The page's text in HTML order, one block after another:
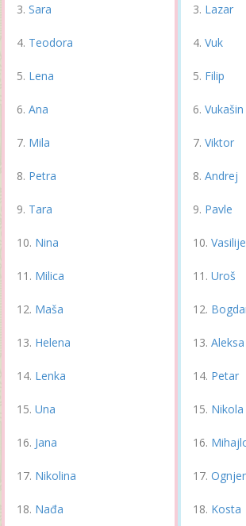
Sara
Teodora
Lena
Ana
Mila
Petra
Tara
Nina
Milica
Maša
Helena
Lenka
Una
Jana
Nikolina
Nađa
Lazar
Vuk
Filip
Vukašin
Viktor
Andrej
Pavle
Vasilije
Uroš
Aleksa
Petar
Nikola
Kosta